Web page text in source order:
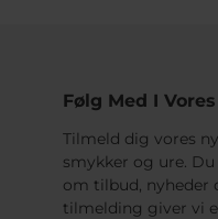
Følg Med I
Tilmeld dig vores
smykker og ure.
om tilbud, nyheder
tilmelding giver vi